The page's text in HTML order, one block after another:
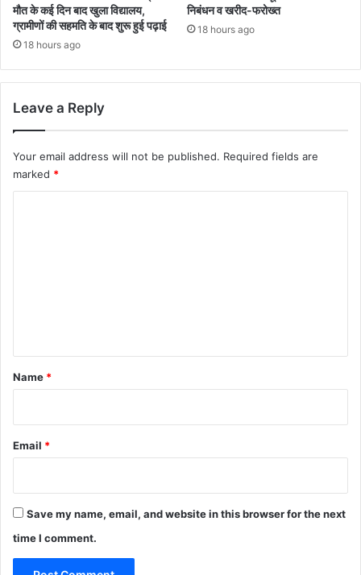
मौत के कई दिन बाद खुला विद्यालय,
ग्रामीणों की सहमति के बाद शुरू हुई पढ़ाई
18 hours ago
निबंधन व खरीद-फरोख्त
18 hours ago
Leave a Reply
Your email address will not be published. Required fields are
marked *
*
Name *
Email *
Save my name, email, and website in this browser for the next
time I comment.